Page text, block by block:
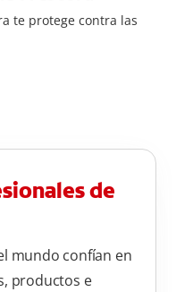
te protege contra las
de
mundo confían en
productos e